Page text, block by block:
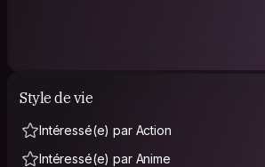
Style de vie
Intéressé(e) par Action
Intéressé(e) par Anime